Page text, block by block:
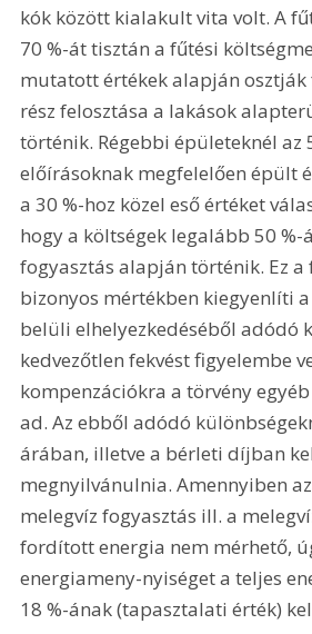
kók között kialakult vita volt. A
70 %-át tisztán a fűtési
mutatott értékek alapján osztják
rész felosztása a lakások
történik. Régebbi épületeknél az
előírásoknak megfelelően épült
a 30 %-hoz közel eső értéket
hogy a költségek legalább 50 %-
fogyasztás alapján történik. Ez a
bizonyos mértékben kiegyenlíti
belüli elhelyezkedéséből adódó
kedvezőtlen fekvést figyelembe
kompenzációkra a törvény
ad. Az ebből adódó
árában, illetve a bérleti díjban
megnyilvánulnia. Amennyiben
melegvíz fogyasztás ill. a
fordított energia nem mérhető,
energiameny-nyiséget a teljes
18 %-ának (tapasztalati érték)